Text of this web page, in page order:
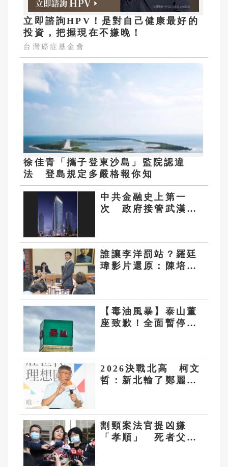
立即諮詢HPV！是對自己健康最好的
投資，把握現在不嫌晚！
台灣癌症基金會
徐佳青「攜子登東沙島」監院認違
法 登島規定多嚴格報你知
中共金融史上第一
次 政府接管武漢眾
誰讓李洋罰站？羅廷
瑋影片還原：陳培瑜
嗎？」
【毒油風暴】泰山董
座致歉！全面暫停大
2026決戰北高 柯文
哲：新北輸了鄭麗文
割頸案法官提凶嫌
「孝順」 死者父悲